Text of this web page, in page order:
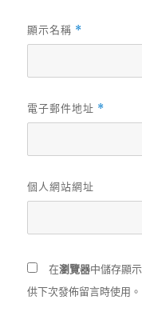
顯示名稱 *
電子郵件地址 *
個人網站網址
在瀏覽器中儲存顯
供下次發佈留言時使用。